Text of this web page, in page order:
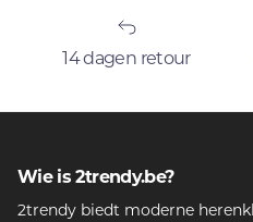
14 dagen retour
Wie is 2trendy.be?
2trendy biedt moderne